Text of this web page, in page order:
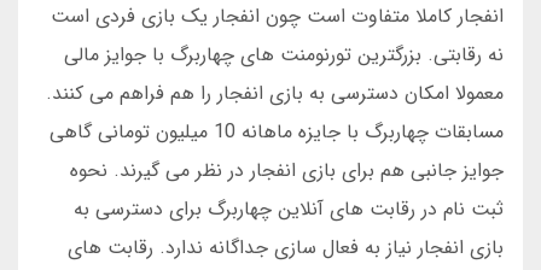
انفجار کاملا متفاوت است چون انفجار یک بازی فردی است
نه رقابتی. بزرگترین تورنومنت های چهاربرگ با جوایز مالی
معمولا امکان دسترسی به بازی انفجار را هم فراهم می کنند.
مسابقات چهاربرگ با جایزه ماهانه 10 میلیون تومانی گاهی
جوایز جانبی هم برای بازی انفجار در نظر می گیرند. نحوه
ثبت نام در رقابت های آنلاین چهاربرگ برای دسترسی به
بازی انفجار نیاز به فعال سازی جداگانه ندارد. رقابت های